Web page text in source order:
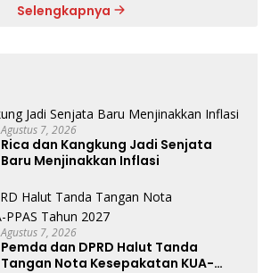
Selengkapnya
Agustus 7, 2026
Rica dan Kangkung Jadi Senjata
Baru Menjinakkan Inflasi
Agustus 7, 2026
Pemda dan DPRD Halut Tanda
Tangan Nota Kesepakatan KUA-